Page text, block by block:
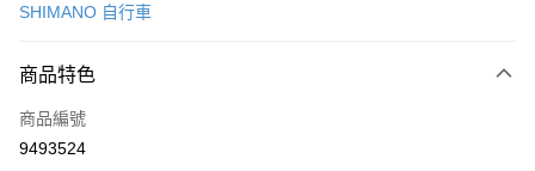
台灣樂天信用卡公司
每筆NT$100，滿NT$1,000(含以上)免運費
SHIMANO 自行車
商品特色
商品編號
9493524